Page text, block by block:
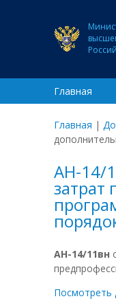
Главная
Главная |
АН-14/
затрат
АН-14/11вн
Посмотреть